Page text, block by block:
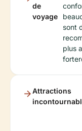
de
voyage
sont
plus
Attractions